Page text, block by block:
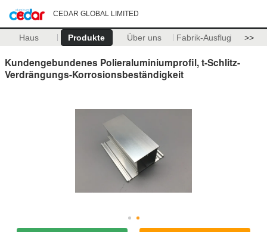
CEDAR GLOBAL LIMITED
Haus Produkte Über uns Fabrik-Ausflug >>
Kundengebundenes Polieraluminiumprofil, t-Schlitz-
Verdrängungs-Korrosionsbeständigkeit